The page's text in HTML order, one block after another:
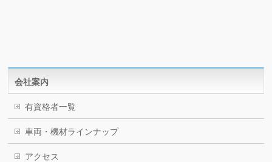
会社案内
有資格者一覧
車両・機材ラインナップ
アクセス